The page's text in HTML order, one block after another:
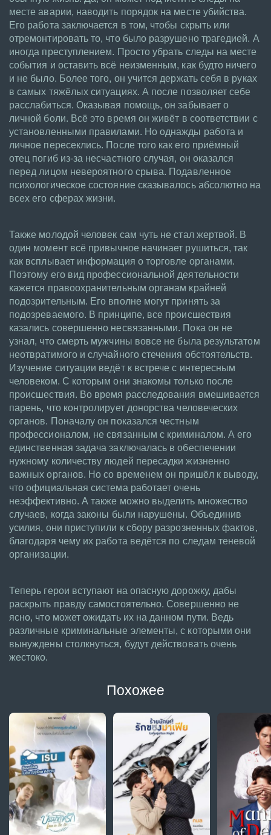
месте аварии, наводить порядок на месте убийства.
Его работа заключается в том, чтобы скрыть или
отремонтировать то, что было разрушено трагедией. А
иногда преступлением. Просто убрать следы на месте
события и оставить всё неизменным, как будто ничего
и не было. Более того, он учится держать себя в руках
в самых тяжёлых ситуациях. А после позволяет себе
расслабиться. Оказывая помощь, он забывает о
личной боли. Всё это время он живёт в соответствии с
установленными правилами. Но однажды работа и
личное пересеклись. После того как его приёмный
отец погиб из-за несчастного случая, он оказался
перед лицом невероятного срыва. Подавленное
психологическое состояние сказывалось абсолютно на
всех его сферах жизни.
Также молодой человек сам чуть не стал жертвой. В
один момент всё привычное начинает рушиться, так
как всплывает информация о торговле органами.
Поэтому его вид профессиональной деятельности
кажется правоохранительным органам крайней
подозрительным. Его вполне могут принять за
подозреваемого. В принципе, все происшествия
казались совершенно несвязанными. Пока он не
узнал, что смерть мужчины вовсе не была результатом
неотвратимого и случайного стечения обстоятельств.
Изучение ситуации ведёт к встрече с интересным
человеком. С которым они знакомы только после
происшествия. Во время расследования вмешивается
парень, что контролирует донорства человеческих
органов. Поначалу он показался честным
профессионалом, не связанным с криминалом. А его
единственная задача заключалась в обеспечении
нужному количеству людей пересадки жизненно
важных органов. Но со временем он пришёл к выводу,
что официальная система работает очень
неэффективно. А также можно выделить множество
случаев, когда законы были нарушены. Объединив
усилия, они приступили к сбору разрозненных фактов,
благодаря чему их работа ведётся по следам теневой
организации.
Теперь герои вступают на опасную дорожку, дабы
раскрыть правду самостоятельно. Совершенно не
ясно, что может ожидать их на данном пути. Ведь
различные криминальные элементы, с которыми они
вынуждены столкнуться, будут действовать очень
жестоко.
Похожее